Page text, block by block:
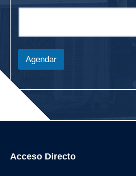
Agendar
Acceso Directo